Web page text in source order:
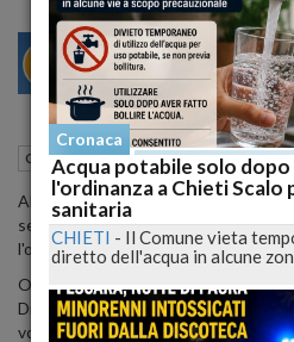
MILANO
Cronaca dal mondo Roma (RM) 21
Almeno 142 persone sono state
secondo Tf1 quasi 2.000 agenti
l'ordine.
Oltre a Parigi e Strasburgo,
Digione, dove circa 200 persone
volto coperto e incappucciate,
Cronaca
Acqua potabile solo
l'ordinanza a Chieti Scalo
sanitaria
CHIETI - Il Comune vieta
diretto dell'acqua in alcune